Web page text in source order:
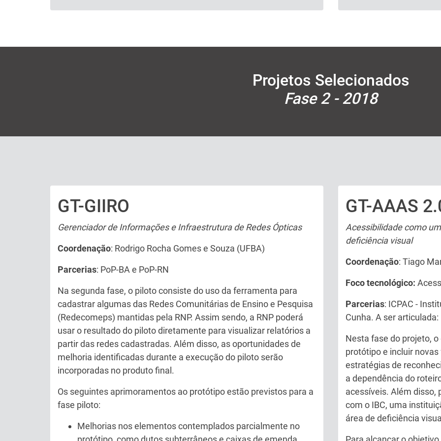
Projetos Selecionados
Fase 2 - 2018
Texto
GT-GIIRO
Gerenciador de Informações e Infraestrutura de Redes Ópticas
Coordenação: Rodrigo Rocha Gomes e Souza (UFBA)
Parcerias: PoP-BA e PoP-RN
Na segunda fase, o piloto consiste do uso da ferramenta para
cadastrar algumas das Redes Comunitárias de Ensino e Pesquisa
(Redecomeps) mantidas pela RNP. Assim sendo, a RNP poderá
usar o resultado do piloto diretamente para visualizar relatórios a
partir das redes cadastradas. Além disso, as oportunidades de
melhoria identificadas durante a execução do piloto serão
incorporadas no produto final.
Os seguintes aprimoramentos ao protótipo estão previstos para a
fase piloto:
Melhorias nos elementos contemplados parcialmente no
Texto
GT-AAAS
Acessibilidade como
deficiência visual
Coordenação: Tiago
Foco tecnológico:
Parcerias: ICPAC -
Cunha. A ser
Nesta fase do projeto,
protótipo e incluir
estratégias de
a dependência do
acessíveis. Além disso,
com o IBC, uma
área de deficiência